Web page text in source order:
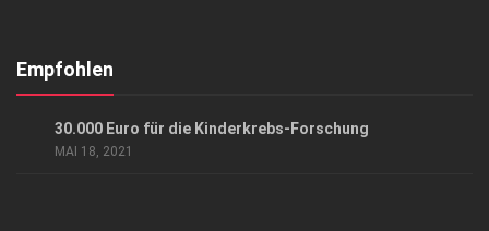
Kontakt, Impressum
Empfohlen
30.000 Euro für die Kinderkrebs-Forschung
MAI 18, 2021